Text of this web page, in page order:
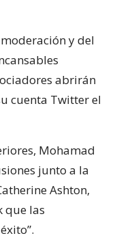
y del
abrirán
cuenta Twitter el
Mohamad
junto a la
Ashton,
que las